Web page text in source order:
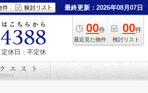
最終更新：2026年08月07日
00件
最近見た物件
00件
検討リスト
定休日：不定休